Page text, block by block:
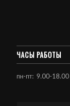
ЧАСЫ РАБОТЫ
пн-пт: 9.00-18.00